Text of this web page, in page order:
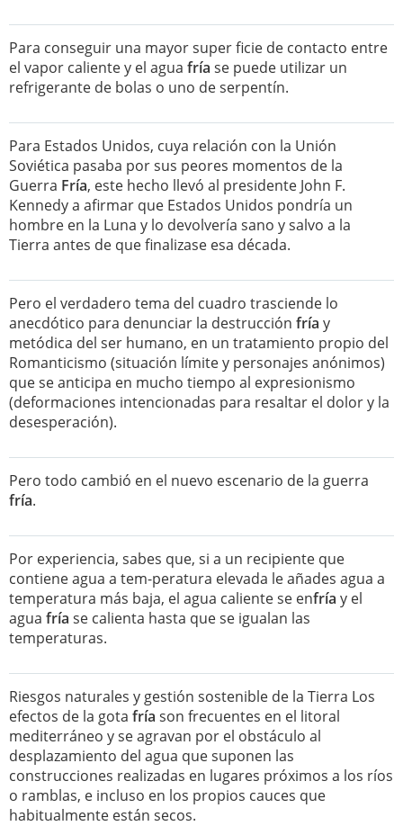
Para conseguir una mayor super ficie de contacto entre
el vapor caliente y el agua fría se puede utilizar un
refrigerante de bolas o uno de serpentín.
Para Estados Unidos, cuya relación con la Unión
Soviética pasaba por sus peores momentos de la
Guerra Fría, este hecho llevó al presidente John F.
Kennedy a afirmar que Estados Unidos pondría un
hombre en la Luna y lo devolvería sano y salvo a la
Tierra antes de que finalizase esa década.
Pero el verdadero tema del cuadro trasciende lo
anecdótico para denunciar la destrucción fría y
metódica del ser humano, en un tratamiento propio del
Romanticismo (situación límite y personajes anónimos)
que se anticipa en mucho tiempo al expresionismo
(deformaciones intencionadas para resaltar el dolor y la
desesperación).
Pero todo cambió en el nuevo escenario de la guerra
fría.
Por experiencia, sabes que, si a un recipiente que
contiene agua a tem-peratura elevada le añades agua a
temperatura más baja, el agua caliente se enfría y el
agua fría se calienta hasta que se igualan las
temperaturas.
Riesgos naturales y gestión sostenible de la Tierra Los
efectos de la gota fría son frecuentes en el litoral
mediterráneo y se agravan por el obstáculo al
desplazamiento del agua que suponen las
construcciones realizadas en lugares próximos a los ríos
o ramblas, e incluso en los propios cauces que
habitualmente están secos.